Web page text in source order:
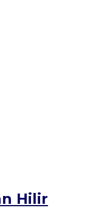
Hilir